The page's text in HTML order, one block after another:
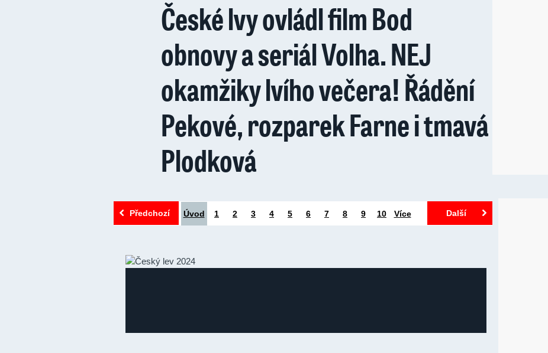
České lvy ovládl film Bod
obnovy a seriál Volha. NEJ
okamžiky lvího večera! Řádění
Pekové, rozparek Farne i tmavá
Plodková
Předchozí Úvod 1 2 3 4 5 6 7 8 9 10 Více Další